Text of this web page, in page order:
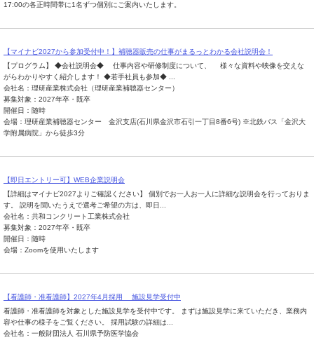
17:00の各正時間帯に1名ずつ個別にご案内いたします。
【マイナビ2027から参加受付中！】補聴器販売の仕事がまるっとわかる会社説明会！
【プログラム】 ◆会社説明会◆ 仕事内容や研修制度について、 様々な資料や映像を交えな
がらわかりやすく紹介します！ ◆若手社員も参加◆ ...
会社名：理研産業株式会社（理研産業補聴器センター）
募集対象：2027年卒・既卒
開催日：随時
会場：理研産業補聴器センター 金沢支店(石川県金沢市石引一丁目8番6号) ※北鉄バス「金沢大
学附属病院」から徒歩3分
【即日エントリー可】WEB企業説明会
【詳細はマイナビ2027よりご確認ください】 個別でお一人お一人に詳細な説明会を行っておりま
す。 説明を聞いたうえで選考ご希望の方は、即日...
会社名：共和コンクリート工業株式会社
募集対象：2027年卒・既卒
開催日：随時
会場：Zoomを使用いたします
【看護師・准看護師】2027年4月採用 施設見学受付中
看護師・准看護師を対象とした施設見学を受付中です。 まずは施設見学に来ていただき、業務内
容や仕事の様子をご覧ください。 採用試験の詳細は...
会社名：一般財団法人 石川県予防医学協会